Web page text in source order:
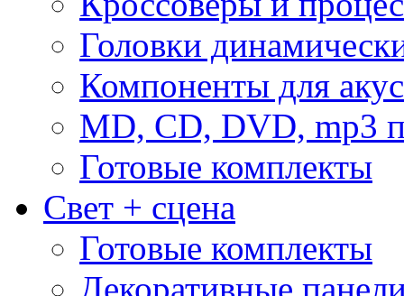
Головки
Компоненты для
MD, CD, DVD, mp3
Готовые комплекты
Свет + сцена
Готовые комплекты